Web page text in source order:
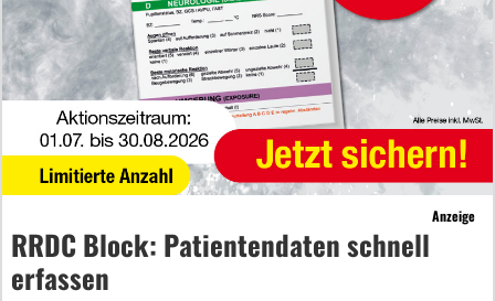
Anzeige
RRDC Block: Patientendaten schnell
erfassen